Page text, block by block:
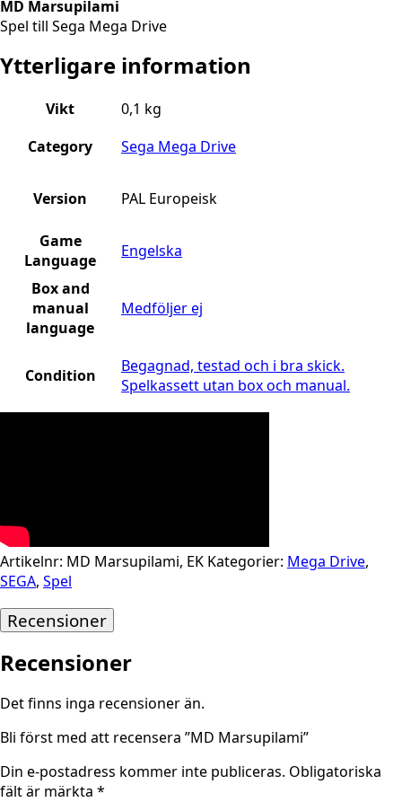
MD Marsupilami
Spel till Sega Mega Drive
Ytterligare information
Vikt
0,1 kg
Category
Sega Mega Drive
Version PAL Europeisk
Game
Language
Engelska
Box and
manual
language
Medföljer ej
Condition
Begagnad, testad och i bra skick.
Spelkassett utan box och manual.
Artikelnr: MD Marsupilami, EK Kategorier: Mega Drive,
SEGA, Spel
Recensioner
Recensioner
Det finns inga recensioner än.
Bli först med att recensera ”MD Marsupilami”
Din e-postadress kommer inte publiceras. Obligatoriska
fält är märkta *